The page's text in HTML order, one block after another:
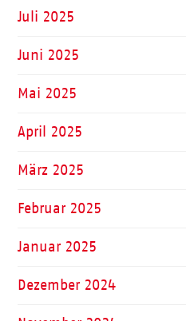
Juli 2025
Juni 2025
Mai 2025
April 2025
März 2025
Februar 2025
Januar 2025
Dezember 2024